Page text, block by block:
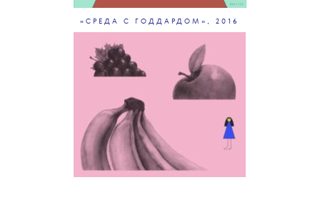
«СРЕДА С ГОДДАРДОМ», 2016